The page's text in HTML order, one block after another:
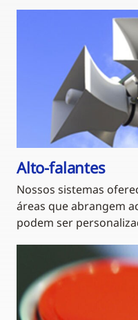
Alto-falantes
Nossos sistemas
áreas que abrangem
podem ser